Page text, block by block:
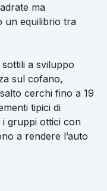
ma
un equilibrio tra
a sviluppo
sul cofano,
cerchi fino a 19
tipici di
gruppi ottici con
a rendere l’auto